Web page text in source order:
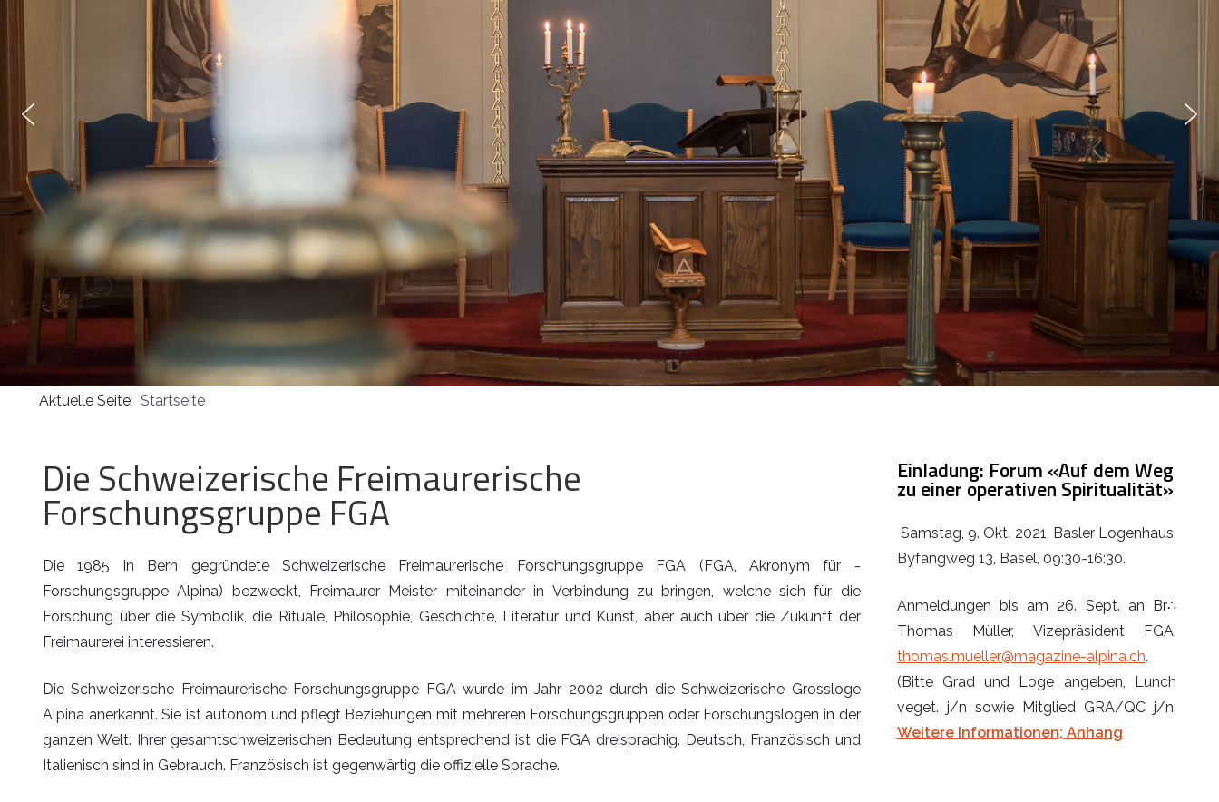
Aktuelle Seite: Startseite
Einladung: Forum «Auf dem Weg
zu einer operativen Spiritualität»
Samstag, 9. Okt. 2021, Basler Logenhaus,
Byfangweg 13, Basel, 09:30-16:30.
Anmeldungen bis am 26. Sept. an Br∴
Thomas Müller, Vizepräsident FGA,
thomas.mueller@magazine-alpina.ch.
(Bitte Grad und Loge angeben, Lunch
veget. j/n sowie Mitglied GRA/QC j/n.
Weitere Informationen; Anhang
Die Schweizerische Freimaurerische
Forschungsgruppe FGA
Die 1985 in Bern gegründete Schweizerische Freimaurerische Forschungsgruppe FGA (FGA, Akronym für -
Forschungsgruppe Alpina) bezweckt, Freimaurer Meister miteinander in Verbindung zu bringen, welche sich für die
Forschung über die Symbolik, die Rituale, Philosophie, Geschichte, Literatur und Kunst, aber auch über die Zukunft der
Freimaurerei interessieren.
Die Schweizerische Freimaurerische Forschungsgruppe FGA wurde im Jahr 2002 durch die Schweizerische Grossloge
Alpina anerkannt. Sie ist autonom und pflegt Beziehungen mit mehreren Forschungsgruppen oder Forschungslogen in der
ganzen Welt. Ihrer gesamtschweizerischen Bedeutung entsprechend ist die FGA dreisprachig. Deutsch, Französisch und
Italienisch sind in Gebrauch. Französisch ist gegenwärtig die offizielle Sprache.
Masonica 45